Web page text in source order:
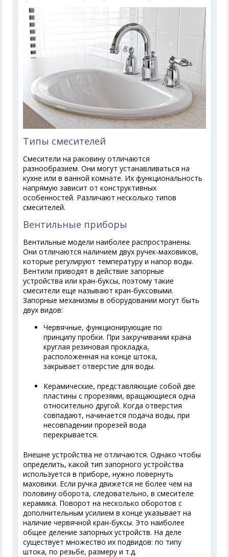
Типы смесителей
Смесители на раковину отличаются
разнообразием. Они могут устанавливаться на
кухне или в ванной комнате. Их функциональность
напрямую зависит от конструктивных
особенностей. Различают несколько типов
смесителей.
Вентильные приборы
Вентильные модели наиболее распространены.
Они отличаются наличием двух ручек-маховиков,
которые регулируют температуру и напор воды.
Вентили приводят в действие запорные
устройства или кран-буксы, поэтому такие
смесители еще называют кран-буксовыми.
Запорные механизмы в оборудовании могут быть
двух видов:
Червячные, функционирующие по
принципу пробки. При закручивании крана
круглая резиновая прокладка,
расположенная на конце штока,
закрывает отверстие для воды.
Керамические, представляющие собой две
пластины с прорезями, вращающиеся одна
относительно другой. Когда отверстия
совпадают, начинается подача воды, при
несовпадении прорезей вода
перекрывается.
Внешне устройства не отличаются. Однако чтобы
определить, какой тип запорного устройства
используется в приборе, нужно повернуть
маховики. Если ручка движется не более чем на
половину оборота, следовательно, в смесителе
керамика. Поворот на несколько оборотов с
дополнительным усилием в конце указывает на
наличие червячной кран-буксы. Это наиболее
общее деление запорных устройств. На деле
существует множество их подвидов: по типу
штока, по резьбе, размеру и т.д.